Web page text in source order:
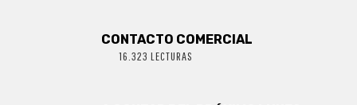
CONTACTO COMERCIAL
16.323 LECTURAS